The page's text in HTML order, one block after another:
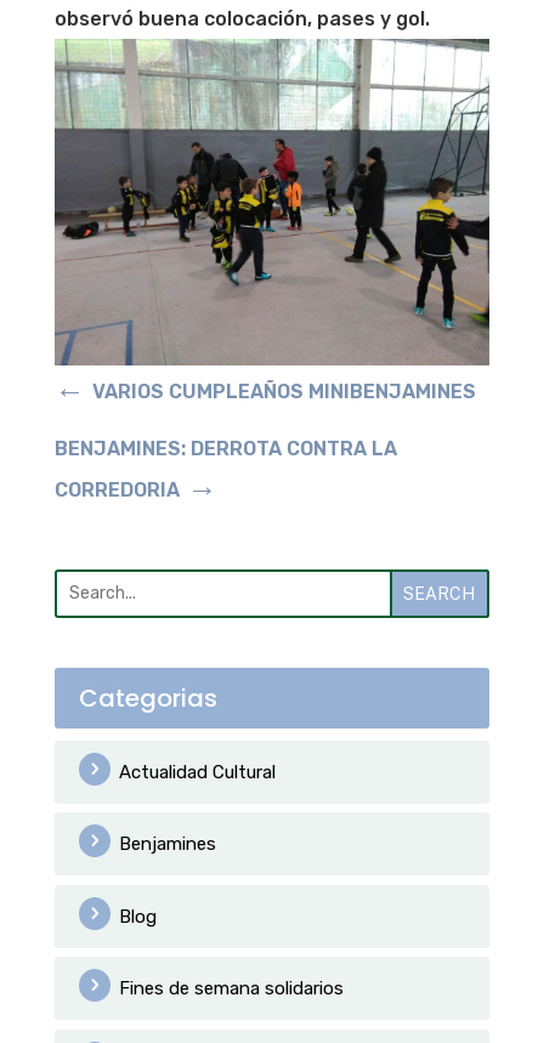
observó buena colocación, pases y gol.
← VARIOS CUMPLEAÑOS MINIBENJAMINES
BENJAMINES: DERROTA CONTRA LA
CORREDORIA→
SEARCH
Categorias
Actualidad Cultural
Benjamines
Blog
Fines de semana solidarios